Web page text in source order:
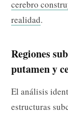
cerebro
realidad.
Regiones
putamen y
El análisis
estructuras